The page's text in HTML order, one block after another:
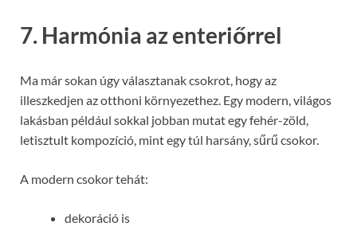
7. Harmónia az enteriőrrel
Ma már sokan úgy választanak csokrot, hogy az
illeszkedjen az otthoni környezethez. Egy modern, világos
lakásban például sokkal jobban mutat egy fehér-zöld,
letisztult kompozíció, mint egy túl harsány, sűrű csokor.
A modern csokor tehát:
dekoráció is